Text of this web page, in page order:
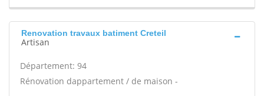
Renovation travaux batiment Creteil
Artisan
Département: 94
Rénovation dappartement / de maison -